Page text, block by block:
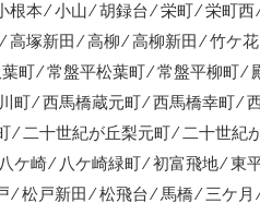
本 ⁄ 小山 ⁄ 胡録台 ⁄ 栄町 ⁄ 栄町
高塚新田 ⁄ 高柳 ⁄ 高柳新田 ⁄ 竹ケ
町 ⁄ 常盤平松葉町 ⁄ 常盤平柳町 ⁄
町 ⁄ 西馬橋蔵元町 ⁄ 西馬橋幸町 ⁄
⁄ 二十世紀が丘梨元町 ⁄ 二十世紀
ケ崎 ⁄ 八ケ崎緑町 ⁄ 初富飛地 ⁄ 東
松戸新田 ⁄ 松飛台 ⁄ 馬橋 ⁄ 三ケ月